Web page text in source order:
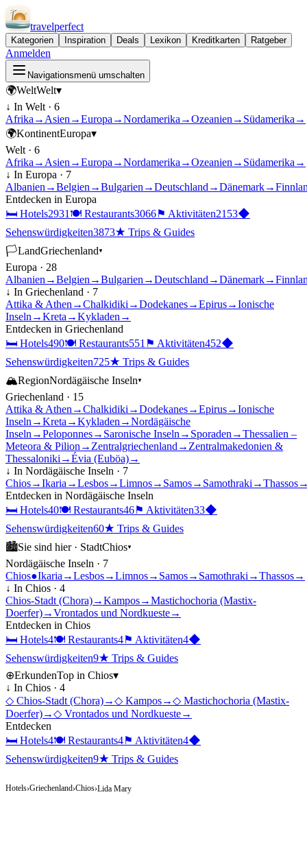
travelperfect
Kategorien Inspiration Deals Lexikon Kreditkarten Ratgeber
Anmelden
Navigationsmenü umschalten
🌍WeltWelt▾
↓ In Welt · 6
Afrika → Asien →Europa →Nordamerika →Ozeanien → Südamerika →
🌍KontinentEuropa▾
Welt · 6
Afrika → Asien →Europa →Nordamerika →Ozeanien → Südamerika →
↓ In Europa · 7
Albanien →Belgien →Bulgarien →Deutschland →Dänemark→
Entdecken in Europa
🛏 Hotels2931 🍽 Restaurants3066⚑ Aktivitäten2153◆
Sehenswürdigkeiten3873★ Trips & Guides
🏳LandGriechenland▾
Europa · 28
Albanien →Belgien →Bulgarien →Deutschland →Dänemark→
↓ In Griechenland · 7
Attika & Athen →Chalkidiki →Dodekanes→Epirus→Ionische
Inseln →Kreta →Kykladen →
Entdecken in Griechenland
🛏 Hotels490🍽 Restaurants551 ⚑ Aktivitäten452◆
Sehenswürdigkeiten725★ Trips & Guides
🏔RegionNordägäische Inseln▾
Griechenland · 15
Attika & Athen →Chalkidiki →Dodekanes→Epirus→Ionische
Inseln →Kreta →Kykladen →Nordägäische
Inseln →Peloponnes→ Saronische Inseln → Sporaden →Thessalien –
Meteora & Pilion → Zentralgriechenland → Zentralmakedonien &
Thessaloniki →Évia (Euböa)→
↓ In Nordägäische Inseln · 7
Chios→Ikaria →Lesbos→Limnos→ Samos→ Samothraki →Thassos
Entdecken in Nordägäische Inseln
🛏 Hotels40🍽 Restaurants46⚑ Aktivitäten33◆
Sehenswürdigkeiten60★ Trips & Guides
🏙Sie sind hier · StadtChios▾
Nordägäische Inseln · 7
Chios●Ikaria →Lesbos→Limnos→ Samos→ Samothraki →Thassos→
↓ In Chios · 4
Chios-Stadt (Chora)→Kampos→Mastichochoria (Mastix-
Doerfer)→Vrontados und Nordkueste→
Entdecken in Chios
🛏 Hotels4🍽 Restaurants4⚑ Aktivitäten4◆
Sehenswürdigkeiten9★ Trips & Guides
⊕ErkundenTop in Chios▾
↓ In Chios · 4
◇ Chios-Stadt (Chora)→◇ Kampos→◇ Mastichochoria (Mastix-
Doerfer)→◇ Vrontados und Nordkueste→
Entdecken
🛏 Hotels4🍽 Restaurants4⚑ Aktivitäten4◆
Sehenswürdigkeiten9★ Trips & Guides
Hotels›Griechenland›Chios›Lida Mary